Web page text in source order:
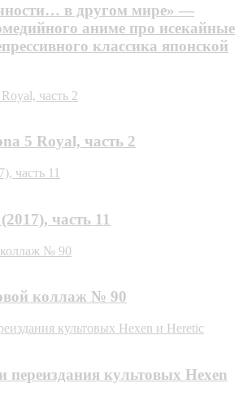
в другом мире» —
аниме про исекайные
классика японской
часть 2
5 Royal, часть 2
часть 11
часть 11
№ 90
коллаж № 90
культовых Hexen и Heretic
культовых Hexen